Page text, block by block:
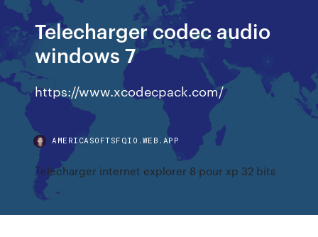
Telecharger codec audio
windows 7
https://www.xcodecpack.com/
AMERICASOFTSFQIO.WEB.APP
Telecharger internet explorer 8 pour xp 32 bits